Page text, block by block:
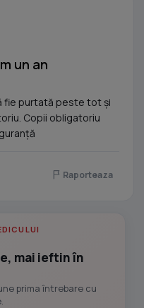
un an
fie purtată peste tot și
Copii obligatoriu
Raporteaza
mai ieftin în
prima întrebare cu